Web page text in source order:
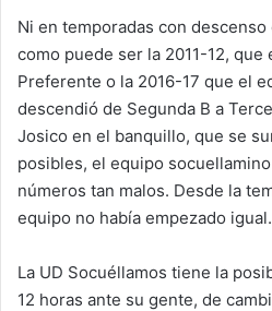
Ni en temporadas con
como puede ser la 2011-12,
Preferente o la 2016-17 que el
descendió de Segunda B a
Josico en el banquillo, que se
posibles, el equipo
números tan malos. Desde la
equipo no había empezado igual.
La UD Socuéllamos tiene la
12 horas ante su gente, de